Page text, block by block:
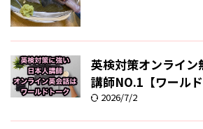
英検対策オンライ
講師NO.1【ワール
2026/7/2